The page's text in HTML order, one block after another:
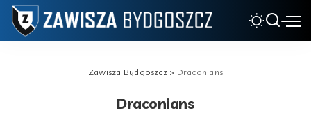
Zawisza Bydgoszcz> Draconians
Draconians